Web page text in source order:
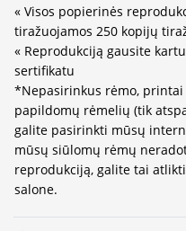
« Visos popierinės
tiražuojamos 250 kopijų
« Reprodukciją gausite
sertifikatu
*Nepasirinkus rėmo,
papildomų rėmelių (tik
galite pasirinkti mūsų
mūsų siūlomų rėmų
reprodukciją, galite tai
salone.